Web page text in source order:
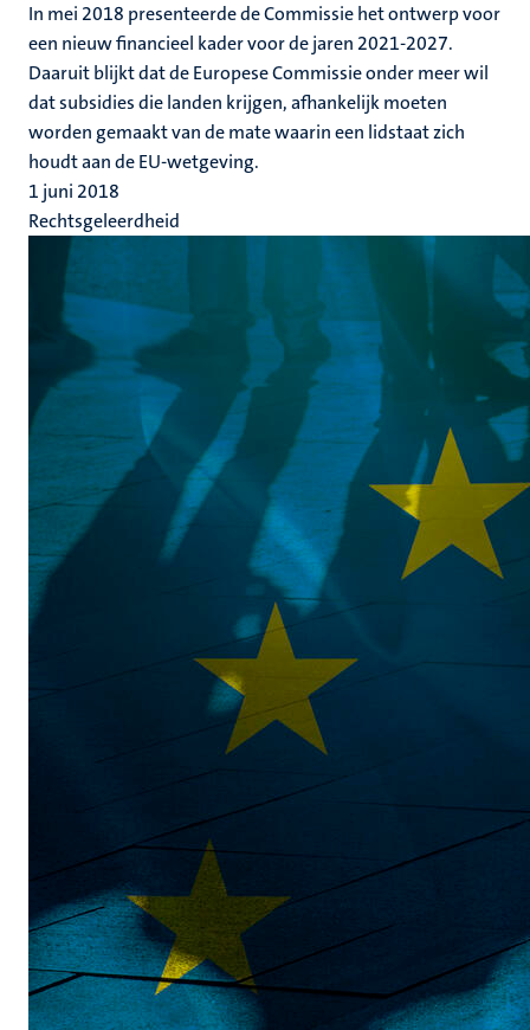
In mei 2018 presenteerde de Commissie het ontwerp voor
een nieuw financieel kader voor de jaren 2021-2027.
Daaruit blijkt dat de Europese Commissie onder meer wil
dat subsidies die landen krijgen, afhankelijk moeten
worden gemaakt van de mate waarin een lidstaat zich
houdt aan de EU-wetgeving.
1 juni 2018
Rechtsgeleerdheid